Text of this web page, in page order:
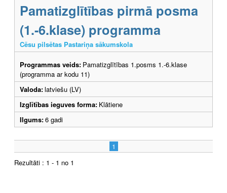
Pamatizglītības pirmā posma
(1.-6.klase) programma
Cēsu pilsētas Pastariņa sākumskola
Programmas veids: Pamatizglītības 1.posms 1.-6.klase
(programma ar kodu 11)
Valoda:latviešu (LV)
Izglītības ieguves forma: Klātiene
Ilgums:6 gadi
1
Rezultāti : 1 - 1 no 1